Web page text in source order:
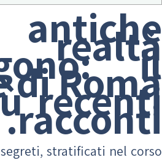
realtà
il
di Roma
recenti
racconti.
stratificati nel corso